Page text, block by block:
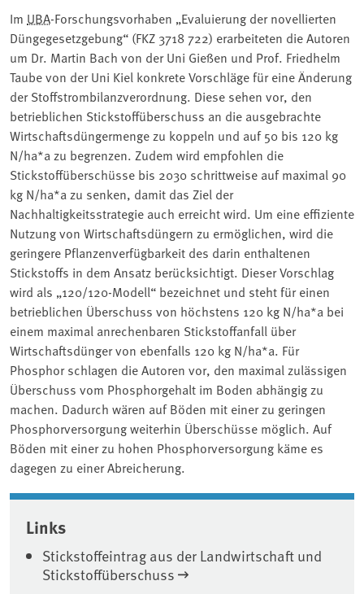
Im UBA-Forschungsvorhaben „Evaluierung der novellierten
Düngegesetzgebung“ (FKZ 3718 722) erarbeiteten die Autoren
um Dr. Martin Bach von der Uni Gießen und Prof. Friedhelm
Taube von der Uni Kiel konkrete Vorschläge für eine Änderung
der Stoffstrombilanzverordnung. Diese sehen vor, den
betrieblichen Stickstoffüberschuss an die ausgebrachte
Wirtschaftsdüngermenge zu koppeln und auf 50 bis 120 kg
N/ha*a zu begrenzen. Zudem wird empfohlen die
Stickstoffüberschüsse bis 2030 schrittweise auf maximal 90
kg N/ha*a zu senken, damit das Ziel der
Nachhaltigkeitsstrategie auch erreicht wird. Um eine effiziente
Nutzung von Wirtschaftsdüngern zu ermöglichen, wird die
geringere Pflanzenverfügbarkeit des darin enthaltenen
Stickstoffs in dem Ansatz berücksichtigt. Dieser Vorschlag
wird als „120/120-Modell“ bezeichnet und steht für einen
betrieblichen Überschuss von höchstens 120 kg N/ha*a bei
einem maximal anrechenbaren Stickstoffanfall über
Wirtschaftsdünger von ebenfalls 120 kg N/ha*a. Für
Phosphor schlagen die Autoren vor, den maximal zulässigen
Überschuss vom Phosphorgehalt im Boden abhängig zu
machen. Dadurch wären auf Böden mit einer zu geringen
Phosphorversorgung weiterhin Überschüsse möglich. Auf
Böden mit einer zu hohen Phosphorversorgung käme es
dagegen zu einer Abreicherung.
Associated content
Links
Stickstoffeintrag aus der Landwirtschaft und
Stickstoffüberschuss